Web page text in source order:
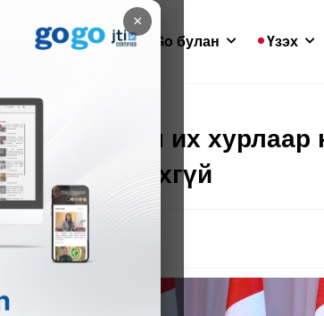
×
Мэдээ GoGo булан Үзэх
МАН-ын их
нэр дэвшихгүй
2025-11-12